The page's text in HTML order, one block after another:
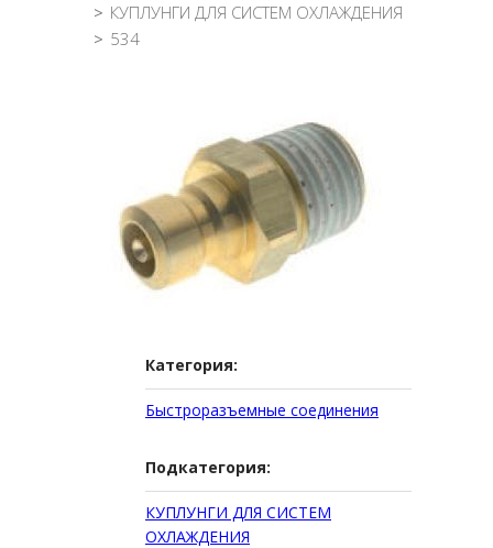
> КУПЛУНГИ ДЛЯ СИСТЕМ ОХЛАЖДЕНИЯ
> 534
Категория:
Быстроразъемные соединения
Подкатегория:
КУПЛУНГИ ДЛЯ СИСТЕМ
ОХЛАЖДЕНИЯ